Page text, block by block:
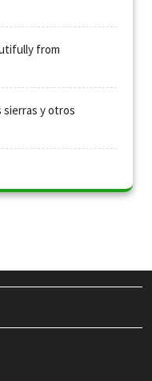
from
sierras y otros